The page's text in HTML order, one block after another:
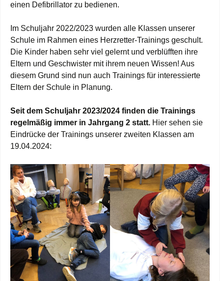
einen Defibrillator zu bedienen.
Im Schuljahr 2022/2023 wurden alle Klassen unserer
Schule im Rahmen eines Herzretter-Trainings geschult.
Die Kinder haben sehr viel gelernt und verblüfften ihre
Eltern und Geschwister mit ihrem neuen Wissen! Aus
diesem Grund sind nun auch Trainings für interessierte
Eltern der Schule in Planung.
Seit dem Schuljahr 2023/2024 finden die Trainings
regelmäßig immer in Jahrgang 2 statt. Hier sehen sie
Eindrücke der Trainings unserer zweiten Klassen am
19.04.2024: